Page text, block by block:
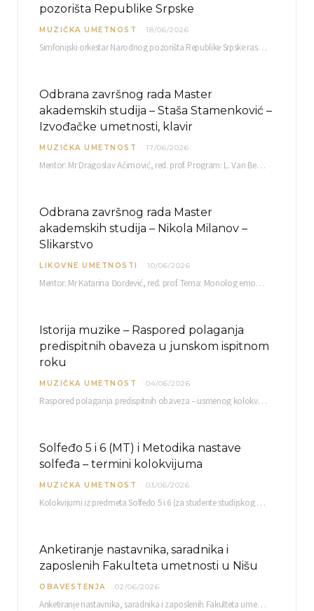
pozorišta Republike Srpske
MUZIČKA UMETNOST 18/06/2026
Simfonijski orkestar Narodnog pozorišta Republike Srpske raspisuje javni poziv za učešće u projektu „CRESCENDO: Nova…
Odbrana završnog rada Master
akademskih studija – Staša Stamenković –
Izvođačke umetnosti, klavir
MUZIČKA UMETNOST 17/06/2026
Mentor: Mr Dragoslav Aćimović, red. prof. Program: L. Van Betoven: Sonata op. 31 br. 2 u…
Odbrana završnog rada Master
akademskih studija – Nikola Milanov –
Slikarstvo
LIKOVNE UMETNOSTI 10/06/2026
Mentor: Mr Katarina Đorđević, red. prof. Tema: Monolog emocija Sreda, 17. 06. 2026. u 15:30 sati Sala br. 12 Fakulteta umetnosti u Nišu, Kneginje…
Istorija muzike – Raspored polaganja
predispitnih obaveza u junskom ispitnom
roku
MUZIČKA UMETNOST 04/06/2026
Raspored polaganja predispitnih obaveza – usmenog kolokvijuma i testa iz slušanja muzike – objavljen je…
Solfeđo 5 i 6 (MT) i Metodika nastave
solfeđa – termini kolokvijuma
MUZIČKA UMETNOST 03/06/2026
Kolokvijumi iz predmeta Solfeđo 5 i 6 (za studente studijskog programa Muzička teorija) i Metodika…
Anketiranje nastavnika, saradnika i
zaposlenih Fakulteta umetnosti u Nišu
OBAVESTENJA 02/06/2026
Anketiranje nastavnika, saradnika i zaposlenih Fakulteta umetnosti u Nišu radi sačinjavanja Izveštaja o samovrednovanju biće…